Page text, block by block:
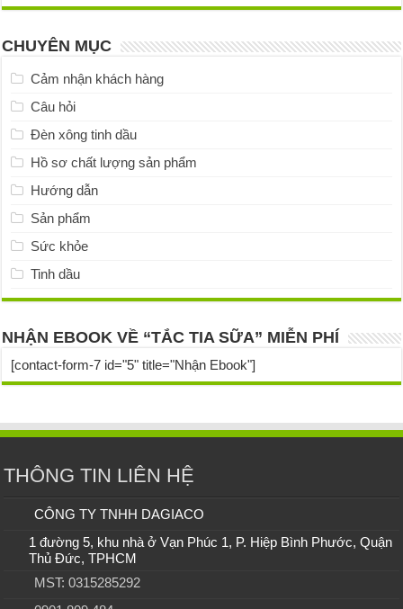
CHUYÊN MỤC
Cảm nhận khách hàng
Câu hỏi
Đèn xông tinh dầu
Hồ sơ chất lượng sản phẩm
Hướng dẫn
Sản phẩm
Sức khỏe
Tinh dầu
NHẬN EBOOK VỀ “TẮC TIA SỮA” MIỄN PHÍ
[contact-form-7 id="5" title="Nhận Ebook"]
THÔNG TIN LIÊN HỆ
CÔNG TY TNHH DAGIACO
1 đường 5, khu nhà ở Vạn Phúc 1, P. Hiệp Bình Phước, Quận
Thủ Đức, TPHCM
MST: 0315285292